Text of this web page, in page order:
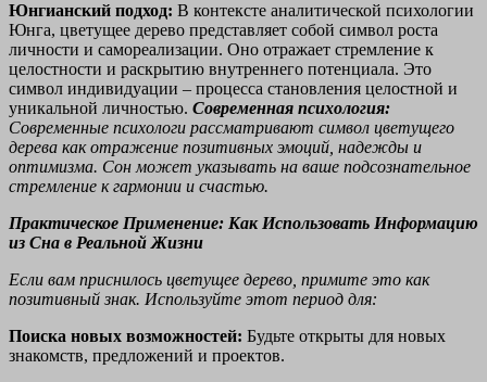
Юнгианский подход: В контексте аналитической психологии
Юнга, цветущее дерево представляет собой символ роста
личности и самореализации. Оно отражает стремление к
целостности и раскрытию внутреннего потенциала. Это
символ индивидуации – процесса становления целостной и
уникальной личностью. Современная психология:
Современные психологи рассматривают символ цветущего
дерева как отражение позитивных эмоций, надежды и
оптимизма. Сон может указывать на ваше подсознательное
стремление к гармонии и счастью.
Практическое Применение: Как Использовать Информацию
из Сна в Реальной Жизни
Если вам приснилось цветущее дерево, примите это как
позитивный знак. Используйте этот период для:
Поиска новых возможностей: Будьте открыты для новых
знакомств, предложений и проектов.